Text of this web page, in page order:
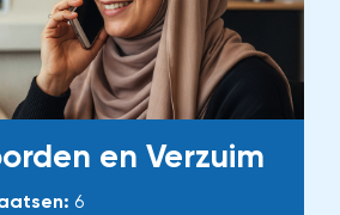
en Verzuim
6